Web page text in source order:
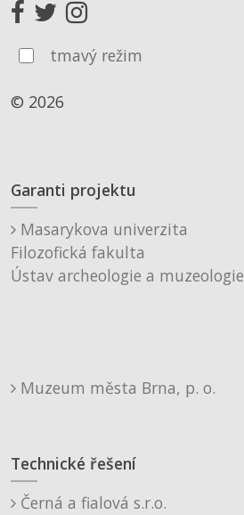
tmavý režim
© 2026
Garanti projektu
Masarykova univerzita
Filozofická fakulta
Ústav archeologie a muzeologie
Muzeum města Brna, p. o.
Technické řešení
Černá a fialová s.r.o.